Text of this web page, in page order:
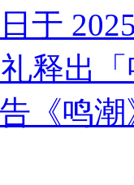
于
释出
《鸣